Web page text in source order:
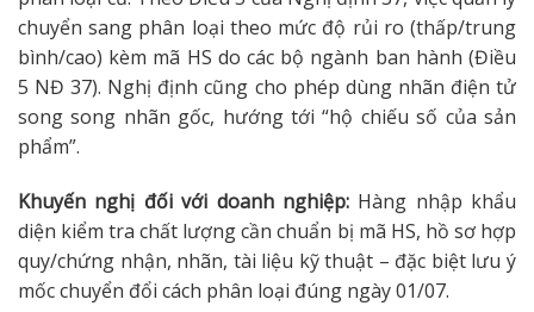
chuyển sang phân loại theo mức độ rủi ro (thấp/trung
bình/cao) kèm mã HS do các bộ ngành ban hành (Điều
5 NĐ 37). Nghị định cũng cho phép dùng nhãn điện tử
song song nhãn gốc, hướng tới “hộ chiếu số của sản
phẩm”.
Khuyến nghị đối với doanh nghiệp:Hàng nhập khẩu
diện kiểm tra chất lượng cần chuẩn bị mã HS, hồ sơ hợp
quy/chứng nhận, nhãn, tài liệu kỹ thuật – đặc biệt lưu ý
mốc chuyển đổi cách phân loại đúng ngày 01/07.